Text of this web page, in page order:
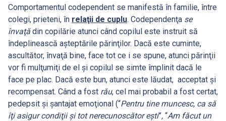
Comportamentul codependent se manifestă în familie, între
colegi, prieteni, în relaţii de cuplu. Codependenţa se
învaţădin copilărie atunci când copilul este instruit să
îndeplinească aşteptările părinţilor. Dacă este cuminte,
ascultător, învaţă bine, face tot ce i se spune, atunci părinţii
vor fi mulţumiţi de el şi copilul se simte împlinit dacă le
face pe plac. Dacă este bun, atunci este lăudat, acceptat şi
recompensat. Când a fost rău, cel mai probabil a fost certat,
pedepsit şi şantajat emoţional (“Pentru tine muncesc, ca să
îţi asigur condiţii şi tot nerecunoscător eşti”, “Am făcut un